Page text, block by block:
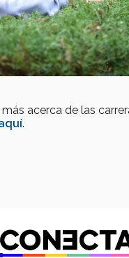
más acerca de las
.